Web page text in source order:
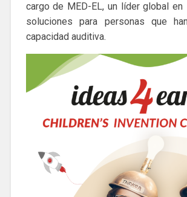
cargo de MED-EL, un líder global en
soluciones para personas que
capacidad auditiva.